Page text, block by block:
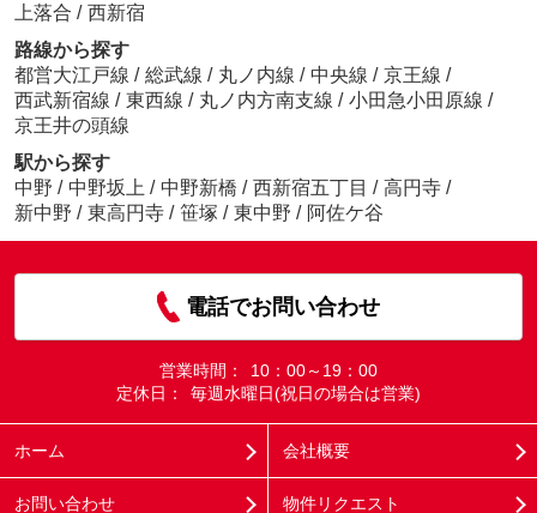
上落合 / 西新宿
路線から探す
都営大江戸線 / 総武線 / 丸ノ内線 / 中央線 / 京王線 /
西武新宿線 / 東西線 / 丸ノ内方南支線 / 小田急小田原線 /
京王井の頭線
駅から探す
中野 / 中野坂上 / 中野新橋 / 西新宿五丁目 / 高円寺 /
新中野 / 東高円寺 / 笹塚 / 東中野 / 阿佐ケ谷
電話でお問い合わせ
営業時間：
10：00～19：00
定休日：
毎週水曜日(祝日の場合は営業)
ホーム 会社概要
お問い合わせ 物件リクエスト